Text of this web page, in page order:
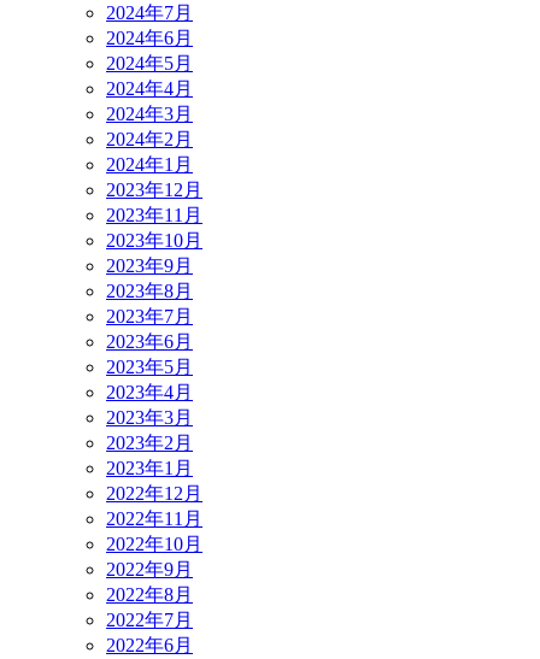
2024年7月
2024年6月
2024年5月
2024年4月
2024年3月
2024年2月
2024年1月
2023年12月
2023年11月
2023年10月
2023年9月
2023年8月
2023年7月
2023年6月
2023年5月
2023年4月
2023年3月
2023年2月
2023年1月
2022年12月
2022年11月
2022年10月
2022年9月
2022年8月
2022年7月
2022年6月